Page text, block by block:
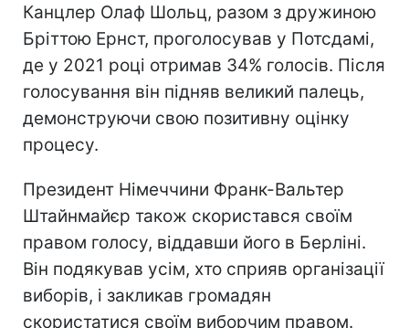
Канцлер Олаф Шольц, разом з дружиною
Бріттою Ернст, проголосував у Потсдамі,
де у 2021 році отримав 34% голосів. Після
голосування він підняв великий палець,
демонструючи свою позитивну оцінку
процесу.
Президент Німеччини Франк-Вальтер
Штайнмайєр також скористався своїм
правом голосу, віддавши його в Берліні.
Він подякував усім, хто сприяв організації
виборів, і закликав громадян
скористатися своїм виборчим правом.